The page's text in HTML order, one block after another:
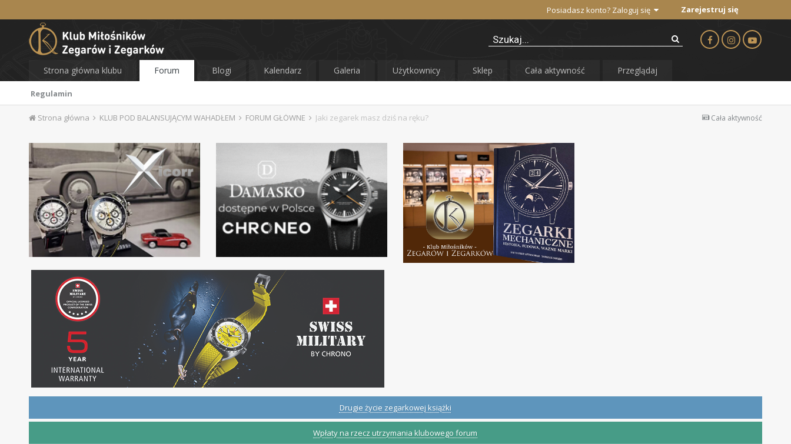
Posiadasz konto? Zaloguj się Zarejestruj się
Strona główna klubu Forum
Regulamin
Blogi Kalendarz Galeria Użytkownicy Sklep Cała aktywność Przeglądaj
Cała aktywność
Strona główna KLUB POD BALANSUJĄCYM WAHADŁEM FORUM GŁÓWNE Jaki zegarek masz dziś na ręku?
Drugie życie zegarkowej książki
Wpłaty na rzecz utrzymania klubowego forum